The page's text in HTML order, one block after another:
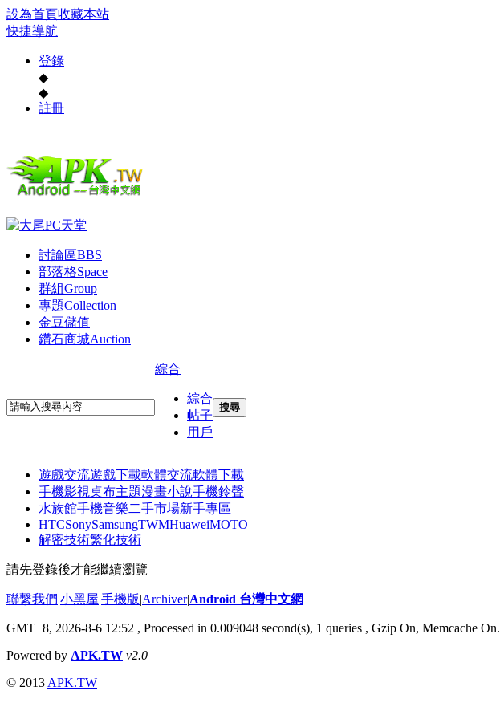
設為首頁收藏本站
快捷導航
登錄
◆
◆
註冊
討論區BBS
部落格Space
群組Group
專題Collection
金豆儲值
鑽石商城Auction
綜合
綜合
帖子
用戶
搜尋
遊戲交流遊戲下載軟體交流軟體下載
手機影視桌布主題漫畫小說手機鈴聲
水族館手機音樂二手市場新手專區
HTCSonySamsungTWMHuaweiMOTO
解密技術繁化技術
請先登錄後才能繼續瀏覽
聯繫我們|小黑屋|手機版|Archiver|Android 台灣中文網
GMT+8, 2026-8-6 12:52 , Processed in 0.009048 second(s), 1 queries , Gzip On, Memcache On.
Powered by APK.TW v2.0
© 2013 APK.TW